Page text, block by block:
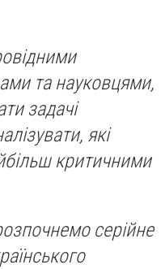
та науковцями,
задачі
які
критичними
серійне